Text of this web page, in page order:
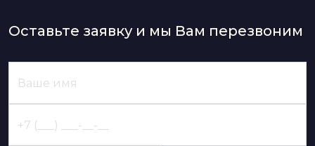
Оставьте заявку и мы Вам перезвоним